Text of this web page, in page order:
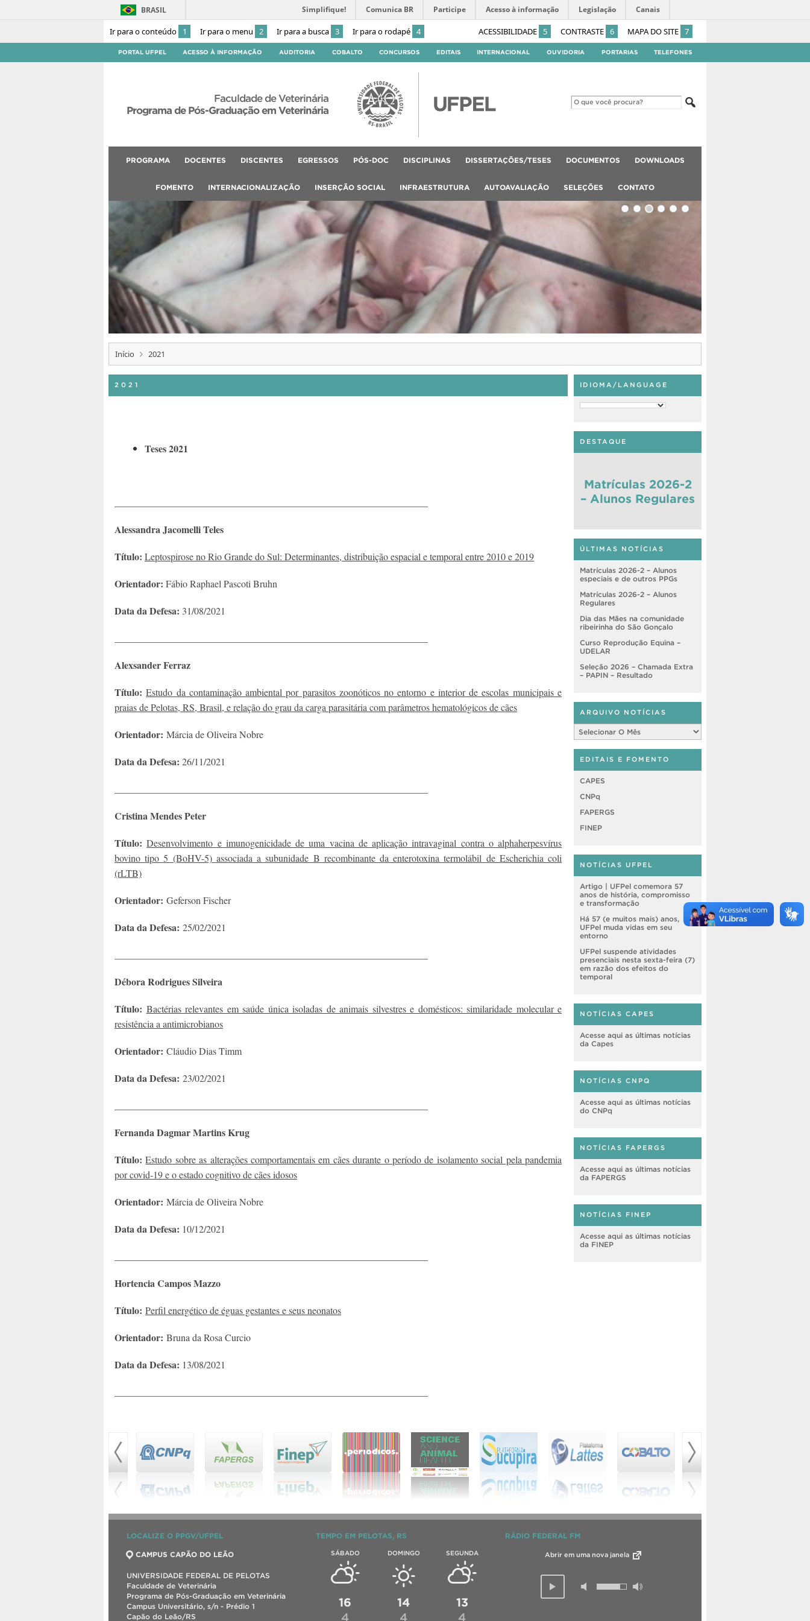
Ir para o conteúdo 1 Ir para o menu 2 Ir para a busca 3 Ir para o rodapé 4 ACESSIBILIDADE 5 CONTRASTE 6 MAPA DO SITE 7
BRASIL Simplifique! Comunica BR Participe Acesso à informação Legislação Canais
PORTAL UFPEL ACESSO À INFORMAÇÃO AUDITORIA COBALTO CONCURSOS EDITAIS INTERNACIONAL OUVIDORIA PORTARIAS TELEFONES
Faculdade de Veterinária
Programa de Pós-Graduação em Veterinária
PROGRAMA DOCENTES DISCENTES EGRESSOS PÓS-DOC DISCIPLINAS DISSERTAÇÕES/TESES DOCUMENTOS DOWNLOADS
FOMENTO INTERNACIONALIZAÇÃO INSERÇÃO SOCIAL INFRAESTRUTURA AUTOAVALIAÇÃO SELEÇÕES CONTATO
Início 2021
2021
Teses 2021
Alessandra Jacomelli Teles
Título: Leptospirose no Rio Grande do Sul: Determinantes, distribuição espacial e temporal entre 2010 e 2019
Orientador: Fábio Raphael Pascoti Bruhn
Data da Defesa: 31/08/2021
Alexsander Ferraz
Título:Estudo da contaminação ambiental por parasitos zoonóticos no entorno e interior de escolas municipais e
praias de Pelotas, RS, Brasil, e relação do grau da carga parasitária com parâmetros hematológicos de cães
Orientador: Márcia de Oliveira Nobre
Data da Defesa: 26/11/2021
Cristina Mendes Peter
Título:Desenvolvimento e imunogenicidade de uma vacina de aplicação intravaginal contra o alphaherpesvírus
bovino tipo 5 (BoHV-5) associada a subunidade B recombinante da enterotoxina termolábil de Escherichia coli
(rLTB)
Orientador: Geferson Fischer
Data da Defesa: 25/02/2021
Débora Rodrigues Silveira
Título: Bactérias relevantes em saúde única isoladas de animais silvestres e domésticos: similaridade molecular e
resistência a antimicrobianos
Orientador: Cláudio Dias Timm
Data da Defesa: 23/02/2021
Fernanda Dagmar Martins Krug
Título:Estudo sobre as alterações comportamentais em cães durante o período de isolamento social pela pandemia
por covid-19 e o estado cognitivo de cães idosos
Orientador: Márcia de Oliveira Nobre
Data da Defesa: 10/12/2021
Hortencia Campos Mazzo
Título: Perfil energético de éguas gestantes e seus neonatos
Orientador: Bruna da Rosa Curcio
Data da Defesa: 13/08/2021
IDIOMA/LANGUAGE
DESTAQUE
Matrículas 2026-2
– Alunos Regulares
ÚLTIMAS NOTÍCIAS
Matrículas 2026-2 – Alunos
especiais e de outros PPGs
Matrículas 2026-2 – Alunos
Regulares
Dia das Mães na comunidade
ribeirinha do São Gonçalo
Curso Reprodução Equina –
UDELAR
Seleção 2026 – Chamada Extra
– PAPIN – Resultado
ARQUIVO NOTÍCIAS
Notícias
EDITAIS E FOMENTO
CAPES
CNPq
FAPERGS
FINEP
NOTÍCIAS UFPEL
Artigo | UFPel comemora 57
anos de história, compromisso
e transformação
Há 57 (e muitos mais) anos,
UFPel muda vidas em seu
entorno
UFPel suspende atividades
presenciais nesta sexta-feira (7)
em razão dos efeitos do
temporal
NOTÍCIAS CAPES
Acesse aqui as últimas notícias
da Capes
NOTÍCIAS CNPQ
Acesse aqui as últimas notícias
do CNPq
NOTÍCIAS FAPERGS
Acesse aqui as últimas notícias
da FAPERGS
NOTÍCIAS FINEP
Acesse aqui as últimas notícias
da FINEP
LOCALIZE O PPGV/UFPEL
CAMPUS CAPÃO DO LEÃO
UNIVERSIDADE FEDERAL DE PELOTAS
Faculdade de Veterinária
Programa de Pós-Graduação em Veterinária
Campus Universitário, s/n - Prédio 1
Capão do Leão/RS
TEMPO EM PELOTAS, RS
SÁBADO
16
4
DOMINGO
14
4
SEGUNDA
13
4
RÁDIO FEDERAL FM
Abrir em uma nova janela